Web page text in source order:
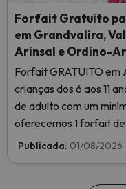
Forfait Gratuito
em Grandvalira,
Arinsal e Ordino-
Forfait GRATUITO em
crianças dos 6 aos 11
de adulto com um
oferecemos 1 forfait de
Publicada: 01/08/2026